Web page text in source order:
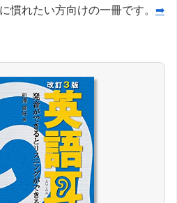
慣れたい方向けの一冊です。 ➡